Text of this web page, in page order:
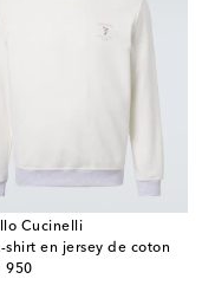
Cucinelli
shirt en jersey de coton
950
price